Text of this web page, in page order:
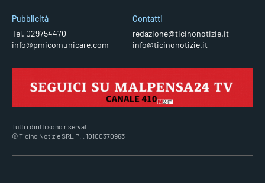
Pubblicità
Tel. 029754470
info@pmicomunicare.com
Contatti
redazione@ticinonotizie.it
info@ticinonotizie.it
Tutti i diritti sono riservati
© Ticino Notizie SRL P.I. 10100370963